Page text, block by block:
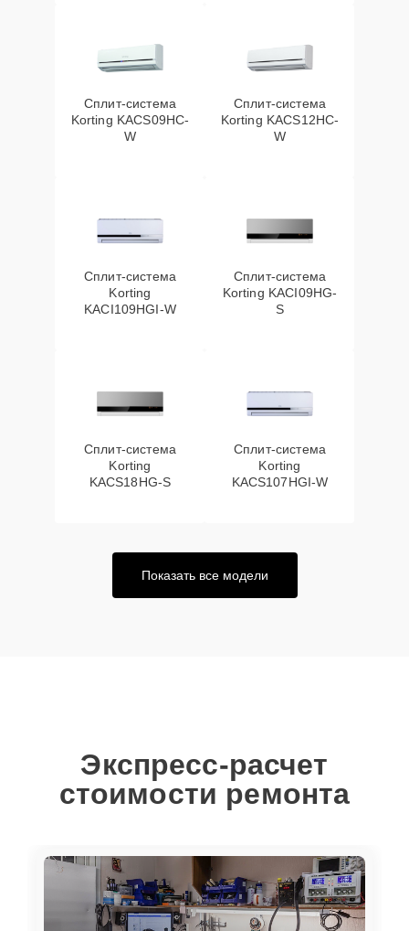
Сплит-система
Korting KACS09HC-
W
Сплит-система
Korting KACS12HC-
W
Сплит-система
Korting
KACI109HGI-W
Сплит-система
Korting KACI09HG-
S
Сплит-система
Korting
KACS18HG-S
Сплит-система
Korting
KACS107HGI-W
Показать все модели
Экспресс-расчет
стоимости ремонта